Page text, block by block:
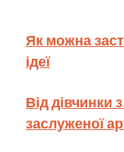
Як можна
ідеї
Від дівчинки
заслуженої